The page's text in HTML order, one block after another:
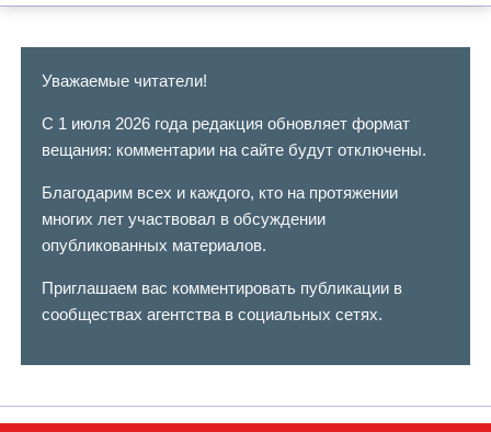
Уважаемые читатели!
С 1 июля 2026 года редакция обновляет формат
вещания: комментарии на сайте будут отключены.
Благодарим всех и каждого, кто на протяжении
многих лет участвовал в обсуждении
опубликованных материалов.
Приглашаем вас комментировать публикации в
сообществах агентства в социальных сетях.